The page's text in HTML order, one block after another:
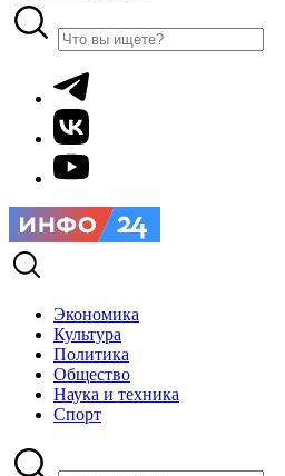
Экономика
Культура
Политика
Общество
Наука и техника
Спорт